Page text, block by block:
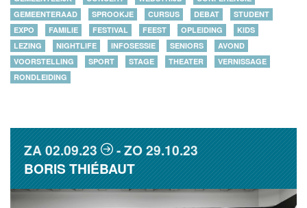
GEMEENTERAAD
SPROOKJE CURSUS DEBAT
STUDENT
EXPO
FAMILIE FESTIVAL FEEST OPLEIDING
KIDS
LEZING
NIGHTLIFE INFOSESSIE SENIORS
AVOND
VOORSTELLING
SPORT STAGE THEATER
VERNISSAGE
RONDLEIDING
ZA02.09.23 ZO29.10.23
BORIS THIÉBAUT